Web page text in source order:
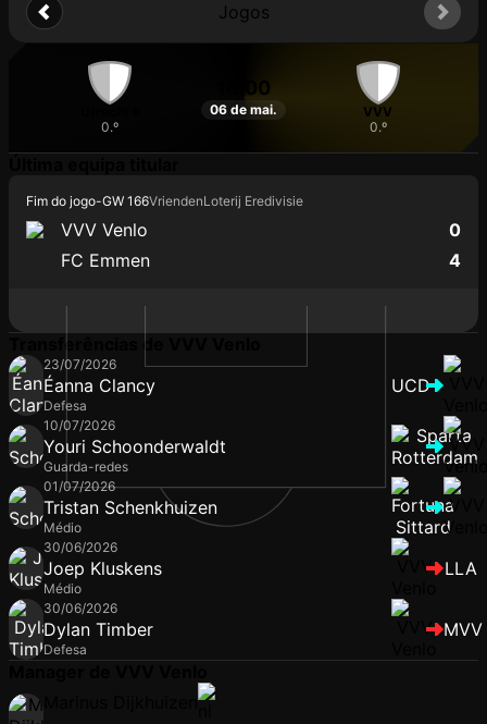
Jogos
0.º
18:00
06 de mai.
VVV
0.º
Fim do jogo-GW 166VriendenLoterij Eredivisie
VVV Venlo
0
4
FC Emmen
23/07/2026
Éanna Clancy
Defesa
UCD
10/07/2026
Youri Schoonderwaldt
Guarda-redes
01/07/2026
Tristan Schenkhuizen
Médio
30/06/2026
Joep Kluskens
Médio
LLA
30/06/2026
Dylan Timber
Defesa
MVV